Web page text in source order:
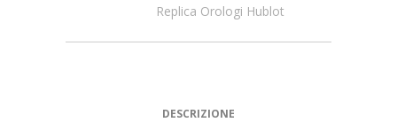
Replica Orologi Hublot
DESCRIZIONE